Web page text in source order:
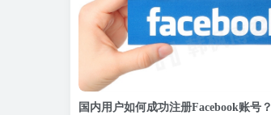
国内用户如何成功注册Facebook账号？